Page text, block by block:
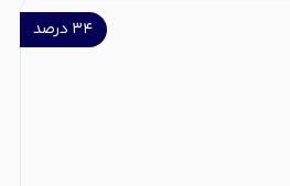
۳۴ درصد